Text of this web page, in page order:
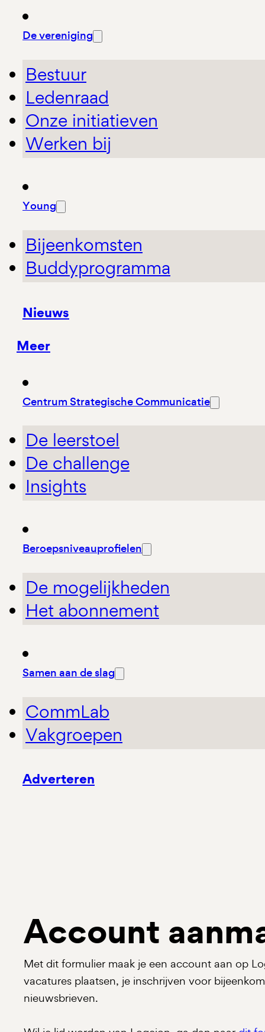
De vereniging
Bestuur
Ledenraad
Onze initiatieven
Werken bij
Young
Bijeenkomsten
Buddyprogramma
Nieuws
Meer
Centrum Strategische Communicatie
De leerstoel
De challenge
Insights
Beroepsniveauprofielen
De mogelijkheden
Het abonnement
Samen aan de slag
CommLab
Vakgroepen
Adverteren
Account
Met dit formulier maak je een account aan op
vacatures plaatsen, je inschrijven voor
nieuwsbrieven.